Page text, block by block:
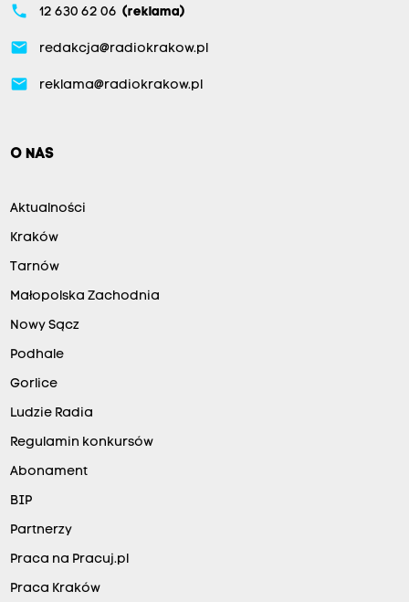
phone 12 630 62 06 (reklama)
email redakcja@radiokrakow.pl
email reklama@radiokrakow.pl
O NAS
Aktualności
Kraków
Tarnów
Małopolska Zachodnia
Nowy Sącz
Podhale
Gorlice
Ludzie Radia
Regulamin konkursów
Abonament
BIP
Partnerzy
Praca na Pracuj.pl
Praca Kraków